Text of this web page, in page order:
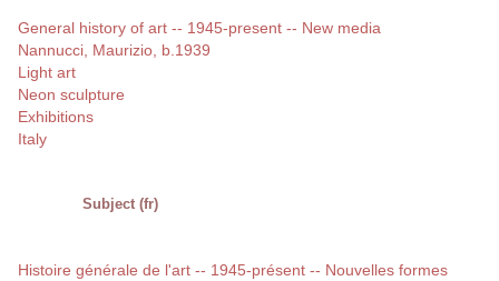
General history of art -- 1945-present -- New media
Nannucci, Maurizio, b.1939
Light art
Neon sculpture
Exhibitions
Italy
Subject (fr)
Histoire générale de l'art -- 1945-présent -- Nouvelles formes